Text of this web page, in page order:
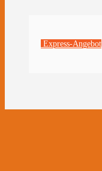
Express-Angebot